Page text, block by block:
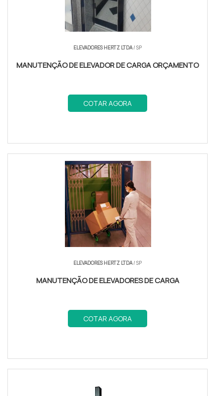
ELEVADORES HERTZ LTDA/ SP
MANUTENÇÃO DE ELEVADOR DE CARGA ORÇAMENTO
COTAR AGORA
ELEVADORES HERTZ LTDA/ SP
MANUTENÇÃO DE ELEVADORES DE CARGA
COTAR AGORA